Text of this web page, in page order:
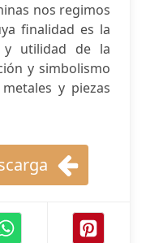
nos regimos
finalidad es la
y utilidad de la
y simbolismo
y piezas